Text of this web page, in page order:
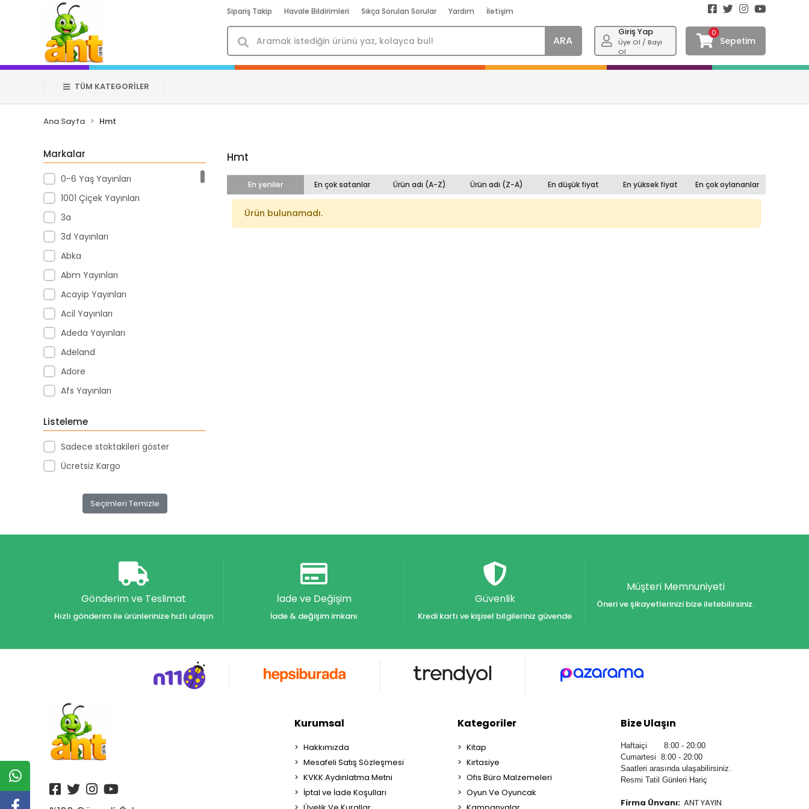
Sipariş Takip Havale Bildirimleri Sıkça Sorulan Sorular Yardım İletişim
ARA
Giriş Yap
Üye Ol / Bayi
Ol
0
Sepetim
TÜM KATEGORİLER
Ana Sayfa Hmt
Markalar
0-6 Yaş Yayınları
1001 Çiçek Yayınları
3a
3d Yayınları
Abka
Abm Yayınları
Acayip Yayınları
Acil Yayınları
Adeda Yayınları
Adeland
Adore
Afs Yayınları
Agt
Aıhao
Akademi Denizi Yayınları
Akçağ Yayınları
Alfa Yayınları
Alfabe Yayınları
Altın Karma Yayınları
Altın Kitaplar Yayınevi
Altın Kitaplar Yayınları
Altınyıldız
Listeleme
Sadece stoktakileri göster
Ücretsiz Kargo
Seçimleri Temizle
Hmt
En yeniler En çok satanlar Ürün adı (A-Z) Ürün adı (Z-A) En düşük fiyat En yüksek fiyat En çok oylananlar
Ürün bulunamadı.
Gönderim ve Teslimat
Hızlı gönderim ile ürünlerinize hızlı ulaşın
İade ve Değişim
İade & değişim imkanı
Güvenlik
Kredi kartı ve kişisel bilgileriniz güvende
Müşteri Memnuniyeti
Öneri ve şikayetlerinizi bize iletebilirsiniz.
Kurumsal
Hakkımızda
Mesafeli Satış Sözleşmesi
KVKK Aydınlatma Metni
İptal ve İade Koşulları
Kategoriler
Kitap
Kırtasiye
Ofis Büro Malzemeleri
Oyun Ve Oyuncak
Bize Ulaşın
Haftaiçi 8:00 - 20:00
Cumartesi 8:00 - 20:00
Saatleri arasında ulaşabilirsiniz.
Resmi Tatil Günleri Hariç
Firma Ünvanı: ANT YAYIN